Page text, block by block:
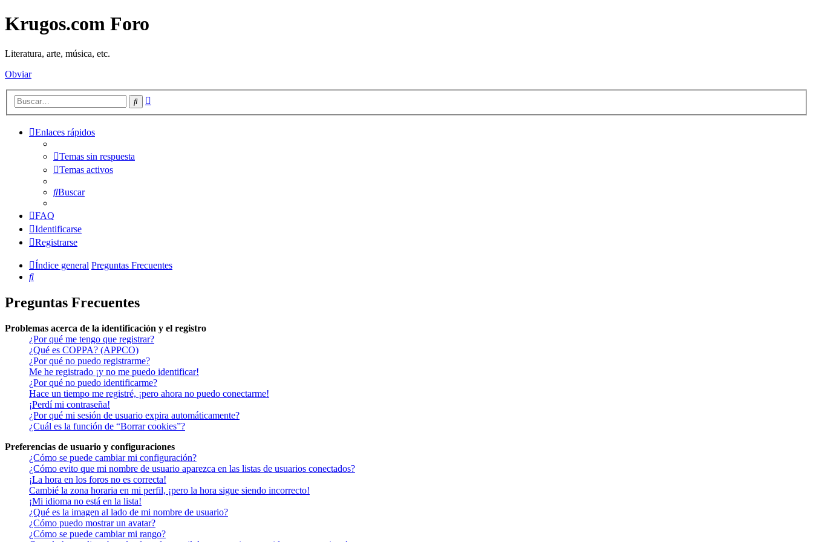
Krugos.com Foro
Literatura, arte, música, etc.
Obviar
Buscar
Enlaces rápidos
Temas sin respuesta
Temas activos
Buscar
FAQ
Identificarse
Registrarse
Índice general Preguntas Frecuentes
Buscar
Preguntas Frecuentes
Problemas acerca de la identificación y el registro
¿Por qué me tengo que registrar?
¿Qué es COPPA? (APPCO)
¿Por qué no puedo registrarme?
Me he registrado ¡y no me puedo identificar!
¿Por qué no puedo identificarme?
Hace un tiempo me registré, ¡pero ahora no puedo conectarme!
¡Perdí mi contraseña!
¿Por qué mi sesión de usuario expira automáticamente?
¿Cuál es la función de “Borrar cookies”?
Preferencias de usuario y configuraciones
¿Cómo se puede cambiar mi configuración?
¿Cómo evito que mi nombre de usuario aparezca en las listas de usuarios conectados?
¡La hora en los foros no es correcta!
Cambié la zona horaria en mi perfil, ¡pero la hora sigue siendo incorrecto!
¡Mi idioma no está en la lista!
¿Qué es la imagen al lado de mi nombre de usuario?
¿Cómo puedo mostrar un avatar?
¿Cómo se puede cambiar mi rango?